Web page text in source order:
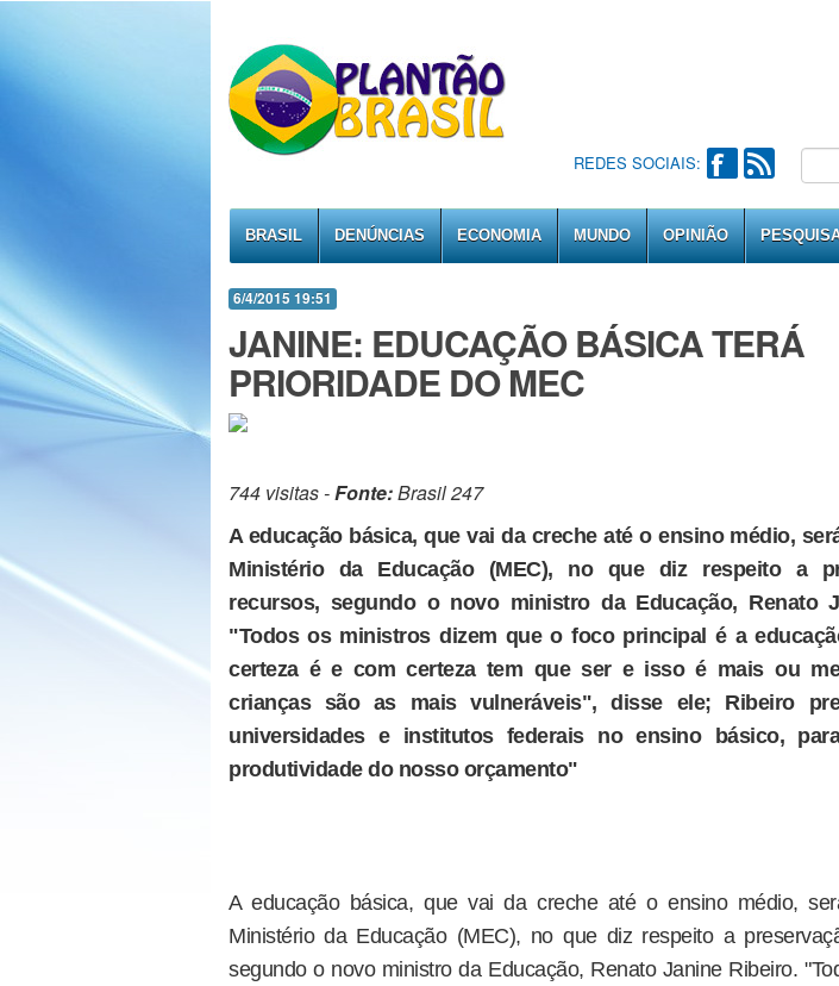
REDES SOCIAIS:
BRASIL DENÚNCIAS ECONOMIA MUNDO OPINIÃO
6/4/2015 19:51
JANINE: EDUCAÇÃO BÁSICA TERÁ
PRIORIDADE DO MEC
744 visitas -Fonte:Brasil 247
A educação básica, que vai da creche até o ensino médio,
Ministério da Educação (MEC), no que diz respeito a
recursos, segundo o novo ministro da Educação, Renato
"Todos os ministros dizem que o foco principal é a
certeza é e com certeza tem que ser e isso é mais ou
crianças são as mais vulneráveis", disse ele; Ribeiro
universidades e institutos federais no ensino básico,
produtividade do nosso orçamento"
A educação básica, que vai da creche até o ensino médio,
Ministério da Educação (MEC), no que diz respeito a
segundo o novo ministro da Educação, Renato Janine Ribeiro.